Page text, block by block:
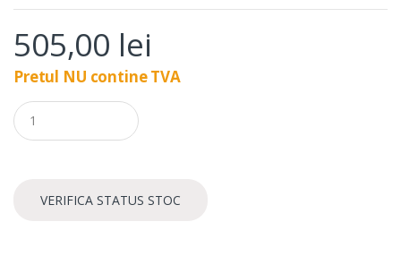
505,00 lei
Pretul NU contine TVA
Q
u
a
VERIFICA STATUS STOC